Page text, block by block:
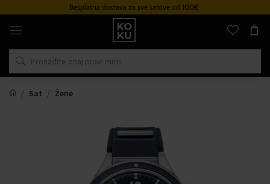
Besplatna dostava za sve satove od 100€
Originalni
parfemi
satovi
na
mjestu
Sat
Žene